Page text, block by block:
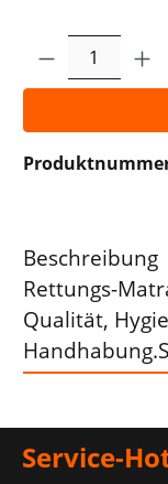
Produkt
Beschreibung
Rettungs-
Qualität,
Service-